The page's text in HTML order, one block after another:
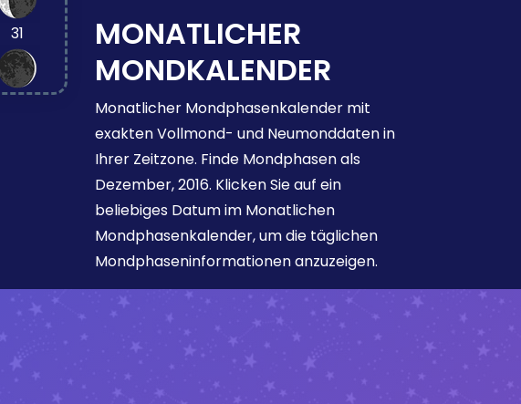
31
MONATLICHER
MONDKALENDER
Monatlicher Mondphasenkalender mit
exakten Vollmond- und Neumonddaten in
Ihrer Zeitzone. Finde Mondphasen als
Dezember, 2016. Klicken Sie auf ein
beliebiges Datum im Monatlichen
Mondphasenkalender, um die täglichen
Mondphaseninformationen anzuzeigen.